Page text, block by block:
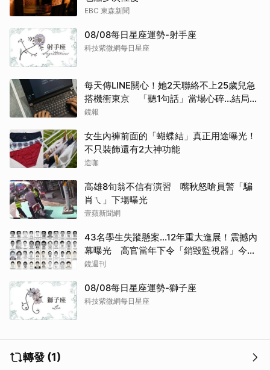
EBC 東森新聞
08/08每日星座運勢-射手座
科技紫微網每日星座
每天傳LINE關心！她2天聯絡不上25歲兒急
搭機衝東京 「聽1句話」當場心碎...結局看
哭網
鏡報
女生內褲前面的「蝴蝶結」真正用途曝光！
不只裝飾還有2大神功能
造咖
高雄8旬翁不信有演習 嘴秋怒嗆員警「騙
肖ㄟ」下場曝光
壹蘋新聞網
43名學生失蹤懸案...12年重大進展！震撼內
幕曝光 高官當年下令「銷毀監視器」今遭
逮
鏡週刊
08/08每日星座運勢-獅子座
科技紫微網每日星座
轉發 (1)